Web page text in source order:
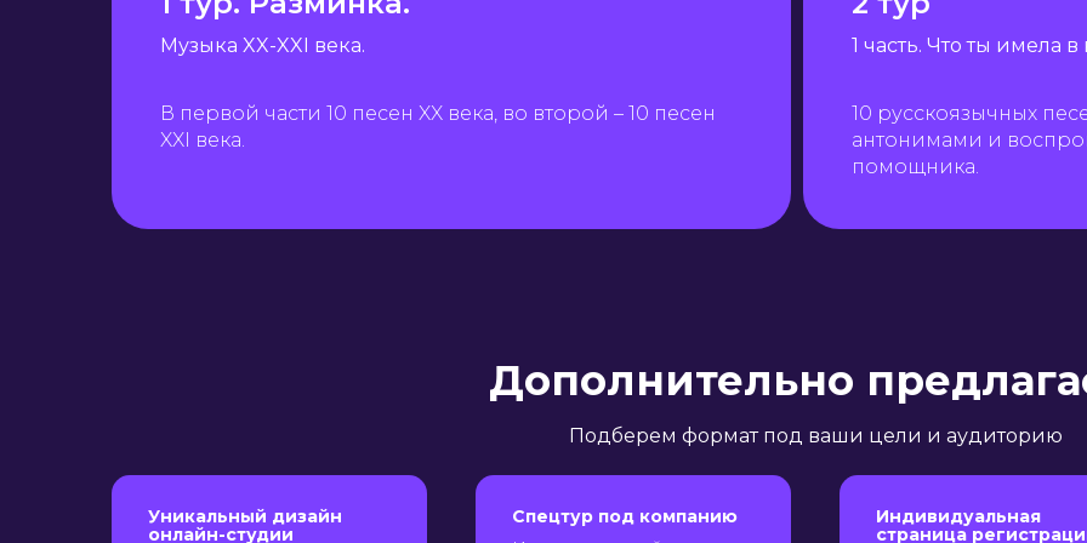
Музыка XX-XXI века.
В первой части 10 песен XX века, во второй – 10 песен
XXI века.
1 часть. Что ты имела в
10 русскоязычных
антонимами и
помощника.
Дополнительно
Подберем формат под ваши цели и аудиторию
Уникальный дизайн
онлайн-студии
Спецтур под компанию
Индивидуальная
страница